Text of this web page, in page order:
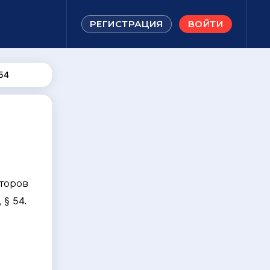
РЕГИСТРАЦИЯ ВОЙТИ
54.